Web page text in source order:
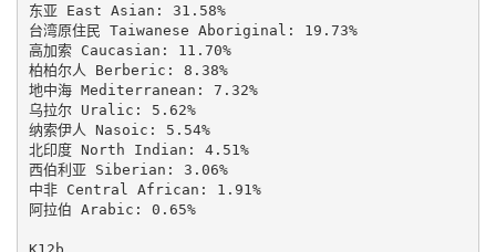
东亚 East Asian: 31.58%
台湾原住民 Taiwanese Aboriginal: 19.73%
高加索 Caucasian: 11.70%
柏柏尔人 Berberic: 8.38%
地中海 Mediterranean: 7.32%
乌拉尔 Uralic: 5.62%
纳索伊人 Nasoic: 5.54%
北印度 North Indian: 4.51%
西伯利亚 Siberian: 3.06%
中非 Central African: 1.91%
阿拉伯 Arabic: 0.65%
K12b